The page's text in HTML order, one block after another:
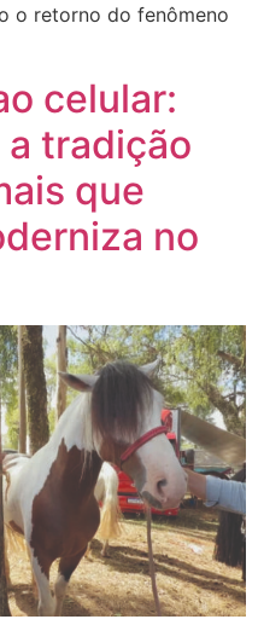
o retorno do fenômeno
celular:
tradição
que
no